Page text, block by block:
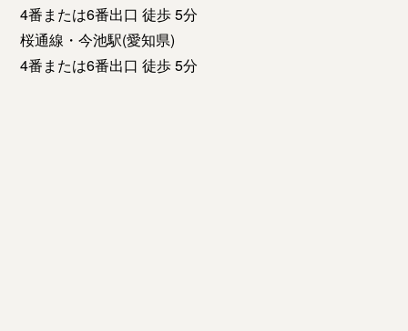
4番または6番出口 徒歩 5分
桜通線・今池駅(愛知県)
4番または6番出口 徒歩 5分